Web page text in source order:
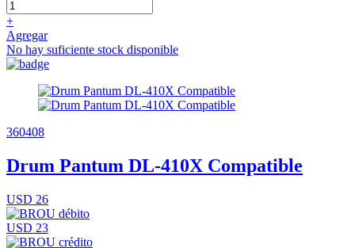
+
Agregar
No hay suficiente stock disponible
360408
Drum Pantum DL-410X Compatible
USD 26
USD 23